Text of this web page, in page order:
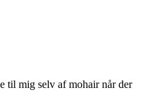
til mig selv af mohair når der